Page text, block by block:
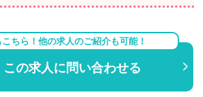
ちら！他の求人のご紹介も可能！
この求人に問い合わせる